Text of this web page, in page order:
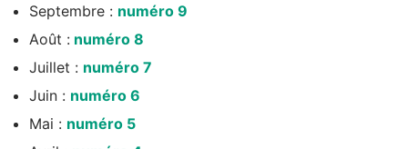
Septembre : numéro 9
Août : numéro 8
Juillet : numéro 7
Juin : numéro 6
Mai : numéro 5